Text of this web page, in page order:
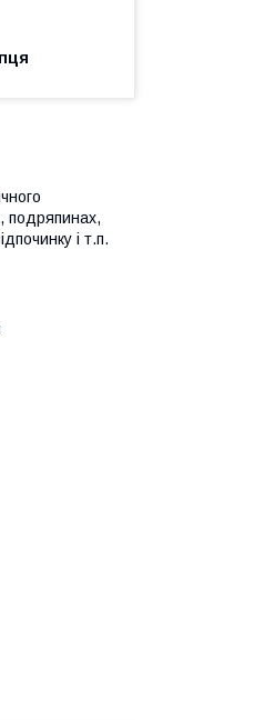
подряпинах,
і т.п.